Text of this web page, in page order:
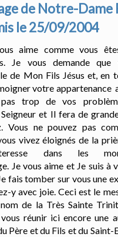
de Notre-Dame
le 25/09/2004
aime comme vous
Je vous demande que
de Mon Fils Jésus et, en
votre appartenance
trop de vos
et Il fera de
Vous ne pouvez pas
vivez éloignés de la
dans les
Je vous aime et Je suis à
fais tomber sur vous une
y avec joie. Ceci est le
de la Très Sainte
réunir ici encore une
Père et du Fils et du Saint-